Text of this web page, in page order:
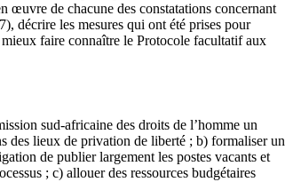
œuvre de chacune des constatations concernant
décrire les mesures qui ont été prises pour
faire connaître le Protocole facultatif aux
sud‑africaine des droits de l’homme un
des lieux de privation de liberté ; b) formaliser un
de publier largement les postes vacants et
; c) allouer des ressources budgétaires